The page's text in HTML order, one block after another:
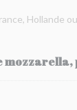
Hollande